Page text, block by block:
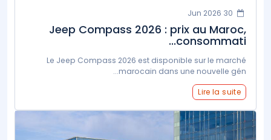
Jeep Compass 2026 : prix au Maroc,
consommati...
Le Jeep Compass 2026 est disponible sur le marché
marocain dans une nouvelle gén...
Lire la suite